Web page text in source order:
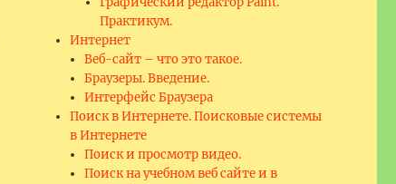
Практикум.
Интернет
Веб-сайт – что это такое.
Браузеры. Введение.
Интерфейс Браузера
Поиск в Интернете. Поисковые системы
в Интернете
Поиск и просмотр видео.
Поиск на учебном веб сайте и в